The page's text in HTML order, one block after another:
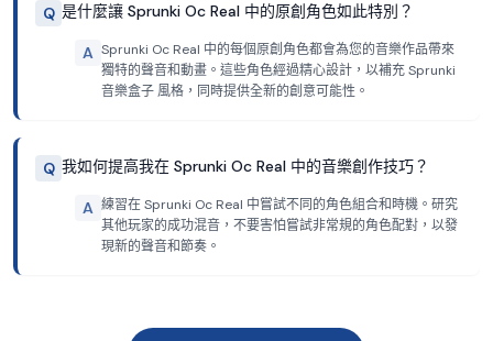
Q 是什麼讓 Sprunki Oc Real 中的原創角色如此特別？
A Sprunki Oc Real 中的每個原創角色都會為您的音樂作品帶來
獨特的聲音和動畫。這些角色經過精心設計，以補充 Sprunki
音樂盒子 風格，同時提供全新的創意可能性。
Q 我如何提高我在 Sprunki Oc Real 中的音樂創作技巧？
A 練習在 Sprunki Oc Real 中嘗試不同的角色組合和時機。研究
其他玩家的成功混音，不要害怕嘗試非常規的角色配對，以發
現新的聲音和節奏。